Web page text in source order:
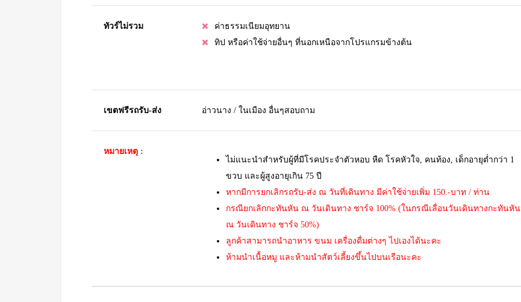
ทัวร์ไม่รวม
ค่าธรรมเนียมอุทยาน
ทิป หรือค่าใช้จ่ายอื่นๆ ที่นอกเหนือจากโปรแกรมข้างต้น
เขตฟรีรถรับ-ส่ง อ่าวนาง / ในเมือง อื่นๆสอบถาม
หมายเหตุ :
ไม่แนะนำสำหรับผู้ที่มีโรคประจำตัวหอบ หืด โรคหัวใจ, คนท้อง, เด็กอายุต่ำกว่า 1
ขวบ และผู้สูงอายุเกิน 75 ปี
หากมีการยกเลิกรถรับ-ส่ง ณ วันที่เดินทาง มีค่าใช้จ่ายเพิ่ม 150.-บาท / ท่าน
กรณียกเลิกกะทันหัน ณ วันเดินทาง ชาร์จ 100% (ในกรณีเลื่อนวันเดินทางกะทันหัน
ณ วันเดินทาง ชาร์จ 50%)
ลูกค้าสามารถนำอาหาร ขนม เครื่องดื่มต่างๆ ไปเองได้นะคะ
ห้ามนำเนื้อหมู และห้ามนำสัตว์เลี้ยงขึ้นไปบนเรือนะคะ